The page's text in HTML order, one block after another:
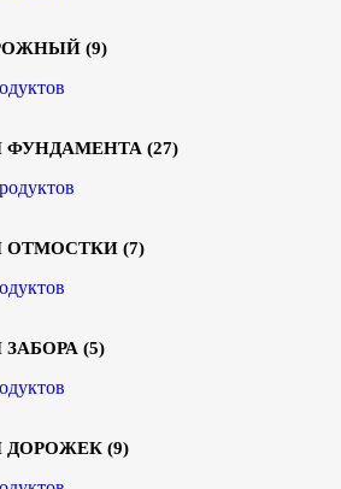
(9)
ФУНДАМЕНТА (27)
ОТМОСТКИ (7)
ЗАБОРА (5)
ДОРОЖЕК (9)